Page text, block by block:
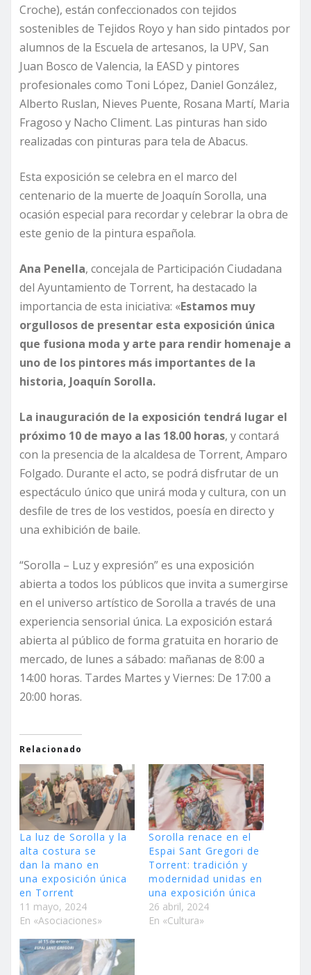
Croche), están confeccionados con tejidos
sostenibles de Tejidos Royo y han sido pintados por
alumnos de la Escuela de artesanos, la UPV, San
Juan Bosco de Valencia, la EASD y pintores
profesionales como Toni López, Daniel González,
Alberto Ruslan, Nieves Puente, Rosana Martí, Maria
Fragoso y Nacho Climent. Las pinturas han sido
realizadas con pinturas para tela de Abacus.
Esta exposición se celebra en el marco del
centenario de la muerte de Joaquín Sorolla, una
ocasión especial para recordar y celebrar la obra de
este genio de la pintura española.
Ana Penella, concejala de Participación Ciudadana
del Ayuntamiento de Torrent, ha destacado la
importancia de esta iniciativa: «Estamos muy
orgullosos de presentar esta exposición única
que fusiona moda y arte para rendir homenaje a
uno de los pintores más importantes de la
historia, Joaquín Sorolla.
La inauguración de la exposición tendrá lugar el
próximo 10 de mayo a las 18.00 horas, y contará
con la presencia de la alcaldesa de Torrent, Amparo
Folgado. Durante el acto, se podrá disfrutar de un
espectáculo único que unirá moda y cultura, con un
desfile de tres de los vestidos, poesía en directo y
una exhibición de baile.
“Sorolla – Luz y expresión” es una exposición
abierta a todos los públicos que invita a sumergirse
en el universo artístico de Sorolla a través de una
experiencia sensorial única. La exposición estará
abierta al público de forma gratuita en horario de
mercado, de lunes a sábado: mañanas de 8:00 a
14:00 horas. Tardes Martes y Viernes: De 17:00 a
20:00 horas.
Relacionado
La luz de Sorolla y la
alta costura se
dan la mano en
una exposición única
en Torrent
11 mayo, 2024
En «Asociaciones»
Sorolla renace en el
Espai Sant Gregori de
Torrent: tradición y
modernidad unidas en
una exposición única
26 abril, 2024
En «Cultura»